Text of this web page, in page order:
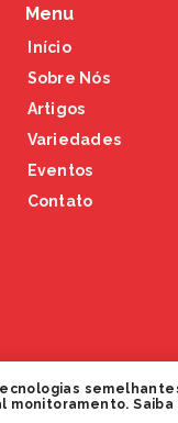
Menu
Início
Sobre Nós
Artigos
Variedades
Eventos
Contato
Saiba